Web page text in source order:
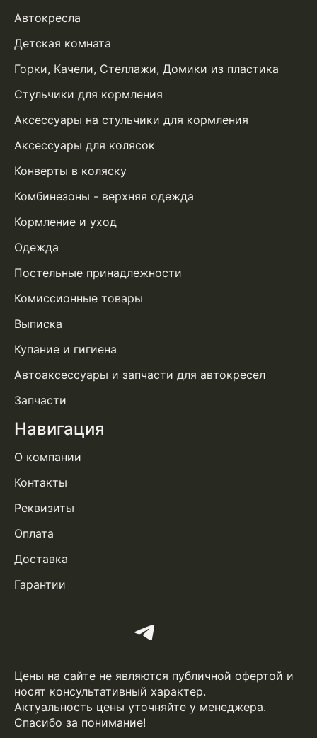
Автокресла
Детская комната
Горки, Качели, Стеллажи, Домики из пластика
Стульчики для кормления
Аксессуары на стульчики для кормления
Аксессуары для колясок
Конверты в коляску
Комбинезоны - верхняя одежда
Кормление и уход
Одежда
Постельные принадлежности
Комиссионные товары
Выписка
Купание и гигиена
Автоаксессуары и запчасти для автокресел
Запчасти
Навигация
О компании
Контакты
Реквизиты
Оплата
Доставка
Гарантии
Цены на сайте не являются публичной офертой и
носят консультативный характер.
Актуальность цены уточняйте у менеджера.
Спасибо за понимание!